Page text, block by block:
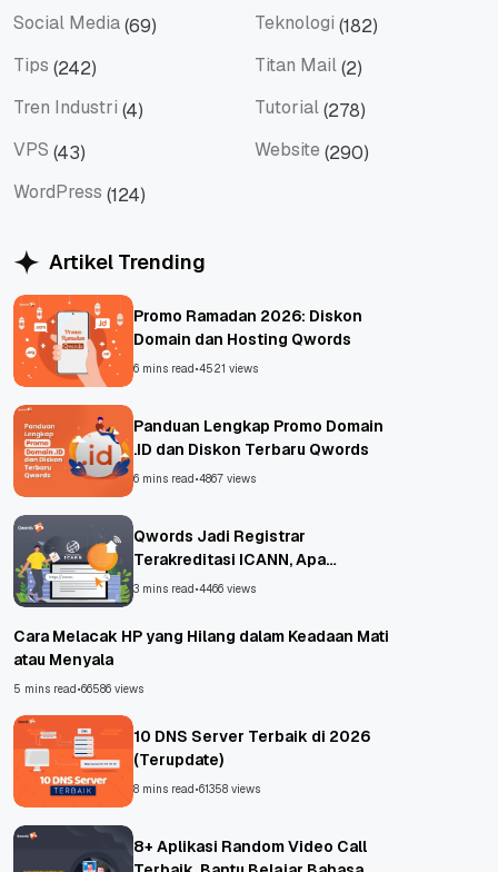
Social Media(69) Teknologi (182)
Tips (242) Titan Mail(2)
Tren Industri (4) Tutorial(278)
VPS (43) Website (290)
WordPress (124)
Artikel Trending
Promo Ramadan 2026: Diskon
Domain dan Hosting Qwords
6 mins read •4521 views
Panduan Lengkap Promo Domain
.ID dan Diskon Terbaru Qwords
6 mins read •4867 views
Qwords Jadi Registrar
Terakreditasi ICANN, Apa
Untungnya?
3 mins read •4466 views
Cara Melacak HP yang Hilang dalam Keadaan Mati
atau Menyala
5 mins read •66586 views
10 DNS Server Terbaik di 2026
(Terupdate)
8 mins read •61358 views
8+ Aplikasi Random Video Call